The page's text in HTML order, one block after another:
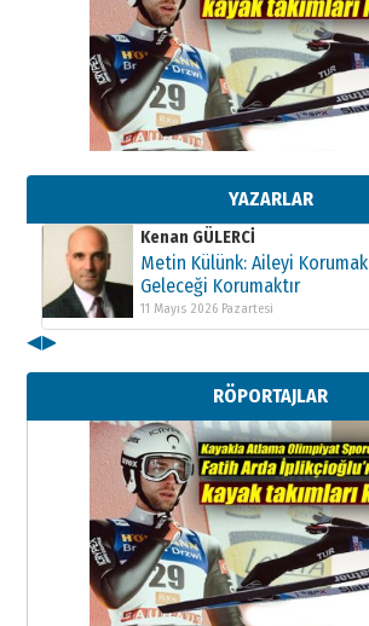
YAZARLAR
Kenan GÜLERCİ
Metin Külünk: Aileyi Korumak
Geleceği Korumaktır
11 Mayıs 2026 Pazartesi
Kenan GÜLERCİ
Metin Külünk: Aileyi Korumak
Geleceği Korumaktır
11 Mayıs 2026 Pazartesi
Metin Külünk: Aileyi Korumak
Geleceği Korumaktır
11 Mayıs 2026 Pazartesi
◀▶
RÖPORTAJLAR